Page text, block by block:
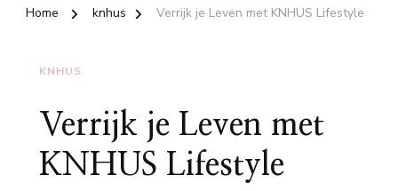
Home knhus Verrijk je Leven met KNHUS Lifestyle
KNHUS
Verrijk je Leven met
KNHUS Lifestyle